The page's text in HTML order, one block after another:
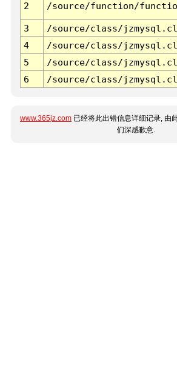
2 /source/function/
3 /source/class/
4
/source/class/
5
/source/class/
6
/source/class/
www.365jz.com 已经将此出错信息详细记录, 由
们深感歉意.